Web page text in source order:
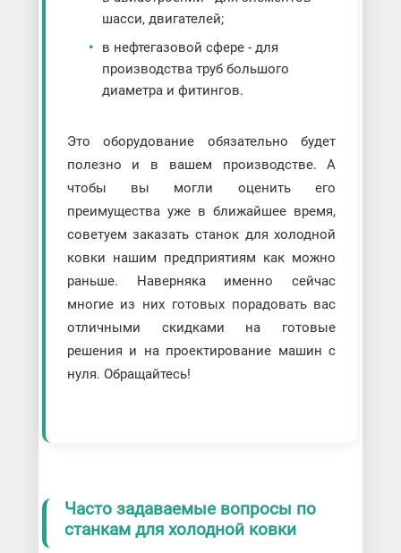
шасси, двигателей;
в нефтегазовой сфере - для
производства труб большого
диаметра и фитингов.
Это оборудование обязательно будет
полезно и в вашем производстве. А
чтобы вы могли оценить его
преимущества уже в ближайшее время,
советуем заказать станок для холодной
ковки нашим предприятиям как можно
раньше. Наверняка именно сейчас
многие из них готовых порадовать вас
отличными скидками на готовые
решения и на проектирование машин с
нуля. Обращайтесь!
Часто задаваемые вопросы по
станкам для холодной ковки